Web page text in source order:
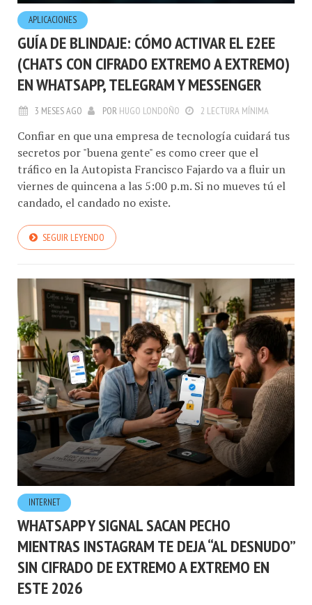
APLICACIONES
GUÍA DE BLINDAJE: CÓMO ACTIVAR EL E2EE
(CHATS CON CIFRADO EXTREMO A EXTREMO)
EN WHATSAPP, TELEGRAM Y MESSENGER
3 MESES AGO POR HUGO LONDOÑO 2 LECTURA MÍNIMA
Confiar en que una empresa de tecnología cuidará tus
secretos por "buena gente" es como creer que el
tráfico en la Autopista Francisco Fajardo va a fluir un
viernes de quincena a las 5:00 p.m. Si no mueves tú el
candado, el candado no existe.
SEGUIR LEYENDO
INTERNET
WHATSAPP Y SIGNAL SACAN PECHO
MIENTRAS INSTAGRAM TE DEJA “AL DESNUDO”
SIN CIFRADO DE EXTREMO A EXTREMO EN
ESTE 2026